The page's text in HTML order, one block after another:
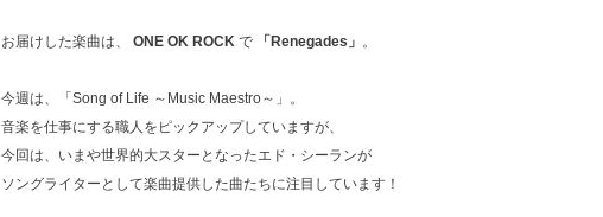
お届けした楽曲は、 ONE OK ROCK で 「Renegades」 。
今週は、「Song of Life ～Music Maestro～」。
音楽を仕事にする職人をピックアップしていますが、
今回は、いまや世界的大スターとなったエド・シーランが
ソングライターとして楽曲提供した曲たちに注目しています！